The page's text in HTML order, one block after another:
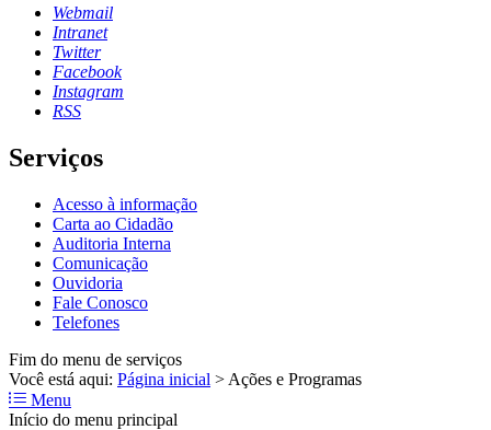
Webmail
Intranet
Twitter
Facebook
Instagram
RSS
Serviços
Acesso à informação
Carta ao Cidadão
Auditoria Interna
Comunicação
Ouvidoria
Fale Conosco
Telefones
Fim do menu de serviços
Você está aqui: Página inicial > Ações e Programas
Menu
Início do menu principal